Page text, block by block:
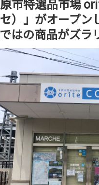
原市特選品市場
）」がオープン
はの商品がズラ